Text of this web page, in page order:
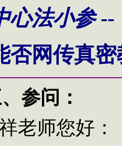
心法小参 --
否网传真
参问：
老师您好：